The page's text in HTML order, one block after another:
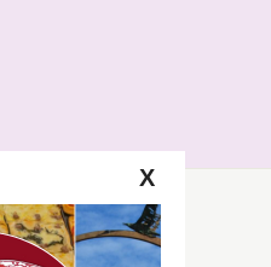
Segui la GRB
X